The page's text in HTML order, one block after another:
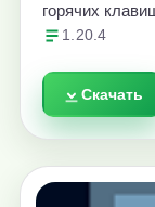
горячих
1.20.4
Скачать